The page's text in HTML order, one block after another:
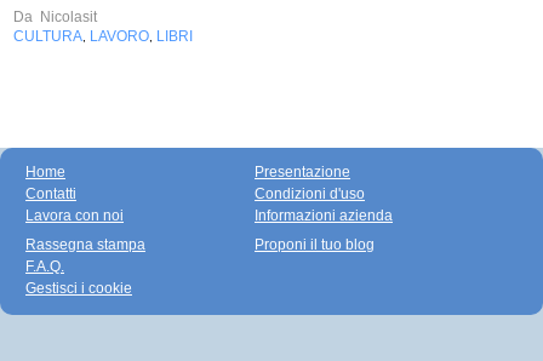
Da Nicolasit
CULTURA LAVORO LIBRI
Home
Contatti
Lavora con noi
Presentazione
Condizioni d'uso
Informazioni azienda
Rassegna stampa
F.A.Q.
Gestisci i cookie
Proponi il tuo blog